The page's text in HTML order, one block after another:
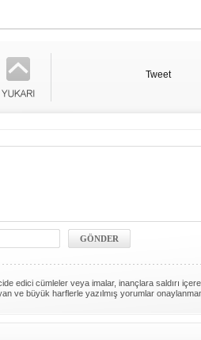
Tweet
edici cümleler veya imalar, inançlara saldırı
ve büyük harflerle yazılmış yorumlar